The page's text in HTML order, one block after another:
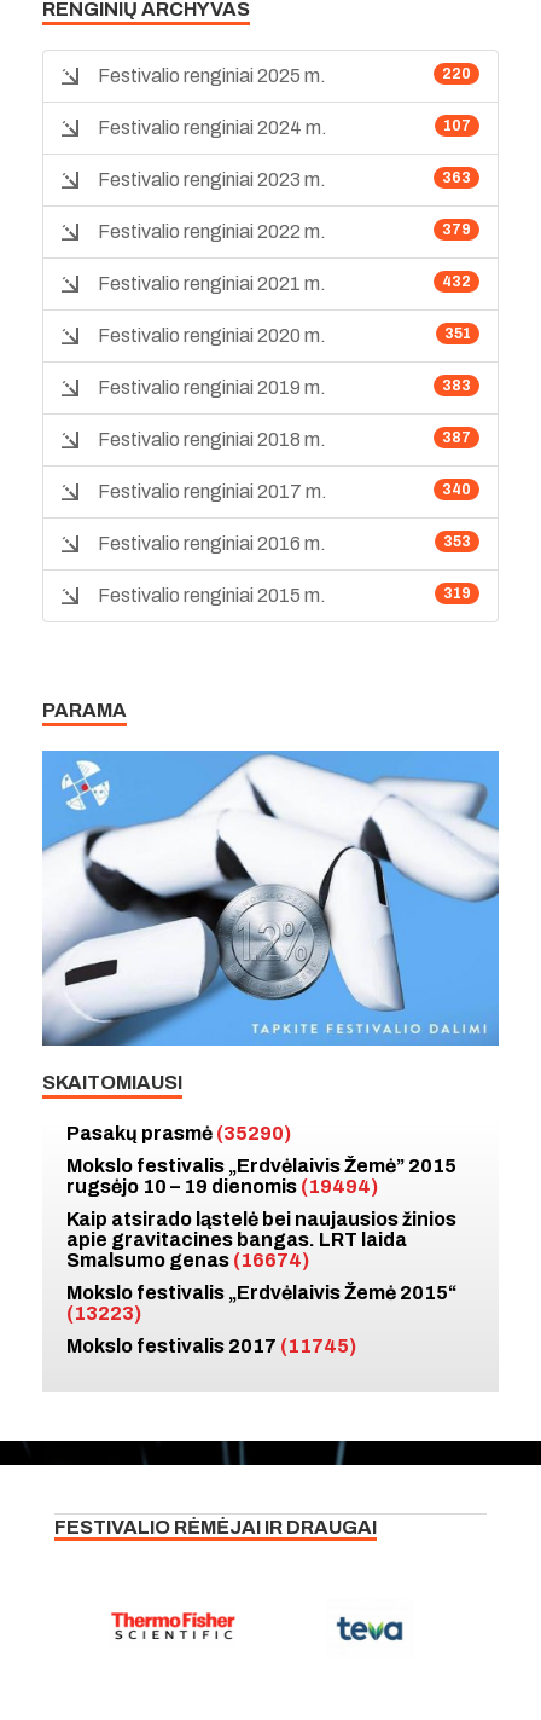
RENGINIŲ ARCHYVAS
220
Festivalio renginiai 2025 m.
107
Festivalio renginiai 2024 m.
363
Festivalio renginiai 2023 m.
379
Festivalio renginiai 2022 m.
432
Festivalio renginiai 2021 m.
351
Festivalio renginiai 2020 m.
383
Festivalio renginiai 2019 m.
387
Festivalio renginiai 2018 m.
340
Festivalio renginiai 2017 m.
353
Festivalio renginiai 2016 m.
319
Festivalio renginiai 2015 m.
PARAMA
SKAITOMIAUSI
Pasakų prasmė (35290)
Mokslo festivalis „Erdvėlaivis Žemė” 2015
rugsėjo 10 – 19 dienomis (19494)
Kaip atsirado ląstelė bei naujausios žinios
apie gravitacines bangas. LRT laida
Smalsumo genas (16674)
Mokslo festivalis „Erdvėlaivis Žemė 2015“
(13223)
Mokslo festivalis 2017 (11745)
FESTIVALIO RĖMĖJAI IR DRAUGAI